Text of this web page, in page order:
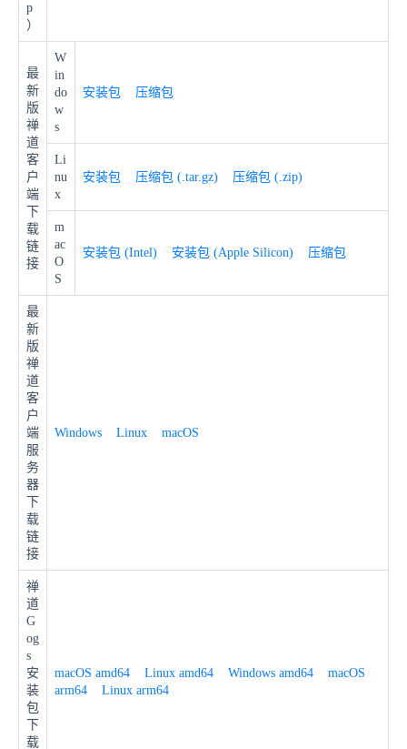
p
）
最
新
版
禅
道
客
户
端
下
载
链
接
W
in
do
w
s
安装包 压缩包
Li
nu
x
安装包 压缩包 (.tar.gz) 压缩包 (.zip)
m
ac
O
S
安装包 (Intel) 安装包 (Apple Silicon) 压缩包
最
新
版
禅
道
客
户
端
服
务
器
下
载
链
接
Windows Linux macOS
禅
道
G
og
s
安
装
包
下
载
macOS amd64 Linux amd64 Windows amd64
macOS
arm64
Linux arm64